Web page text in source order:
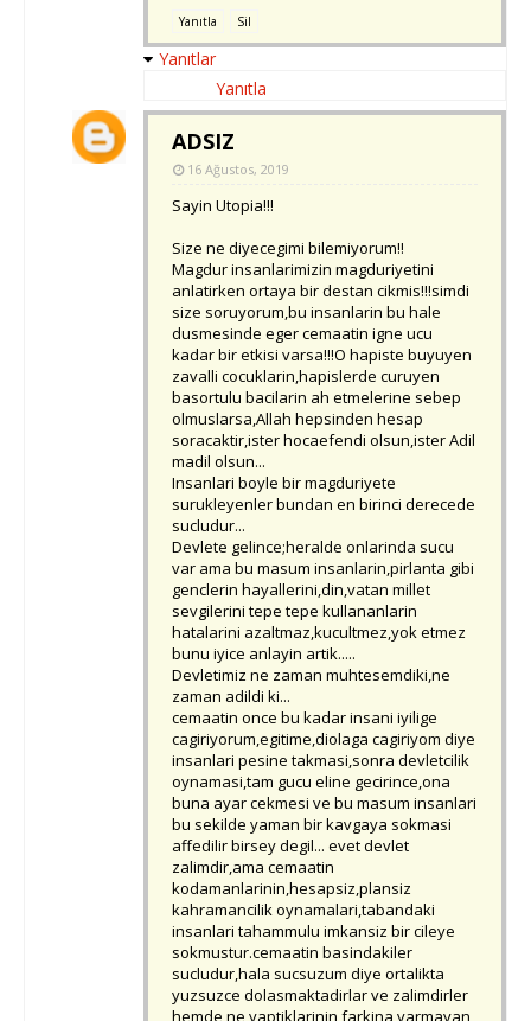
Yanıtla Sil
Yanıtlar
Yanıtla
ADSIZ
16 Ağustos, 2019
Sayin Utopia!!!
Size ne diyecegimi bilemiyorum!!
Magdur insanlarimizin magduriyetini
anlatirken ortaya bir destan cikmis!!!simdi
size soruyorum,bu insanlarin bu hale
dusmesinde eger cemaatin igne ucu
kadar bir etkisi varsa!!!O hapiste buyuyen
zavalli cocuklarin,hapislerde curuyen
basortulu bacilarin ah etmelerine sebep
olmuslarsa,Allah hepsinden hesap
soracaktir,ister hocaefendi olsun,ister Adil
madil olsun...
Insanlari boyle bir magduriyete
surukleyenler bundan en birinci derecede
sucludur...
Devlete gelince;heralde onlarinda sucu
var ama bu masum insanlarin,pirlanta gibi
genclerin hayallerini,din,vatan millet
sevgilerini tepe tepe kullananlarin
hatalarini azaltmaz,kucultmez,yok etmez
bunu iyice anlayin artik.....
Devletimiz ne zaman muhtesemdiki,ne
zaman adildi ki...
cemaatin once bu kadar insani iyilige
cagiriyorum,egitime,diolaga cagiriyom diye
insanlari pesine takmasi,sonra devletcilik
oynamasi,tam gucu eline gecirince,ona
buna ayar cekmesi ve bu masum insanlari
bu sekilde yaman bir kavgaya sokmasi
affedilir birsey degil... evet devlet
zalimdir,ama cemaatin
kodamanlarinin,hesapsiz,plansiz
kahramancilik oynamalari,tabandaki
insanlari tahammulu imkansiz bir cileye
sokmustur.cemaatin basindakiler
sucludur,hala sucsuzum diye ortalikta
yuzsuzce dolasmaktadirlar ve zalimdirler